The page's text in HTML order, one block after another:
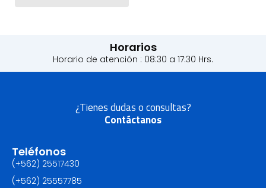
Horarios
Horario de atención : 08:30 a 17:30 Hrs.
¿Tienes dudas o consultas?
Contáctanos
Teléfonos
(+562) 25517430‬
(+562) 25557785